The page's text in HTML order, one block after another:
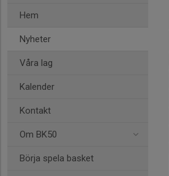
Hem
Nyheter
Våra lag
Kalender
Kontakt
Om BK50
Börja spela basket